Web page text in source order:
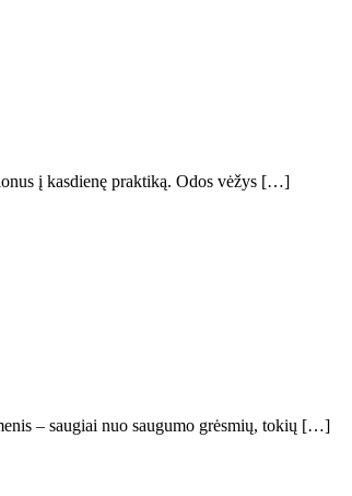
į kasdienę praktiką. Odos vėžys […]
– saugiai nuo saugumo grėsmių, tokių […]